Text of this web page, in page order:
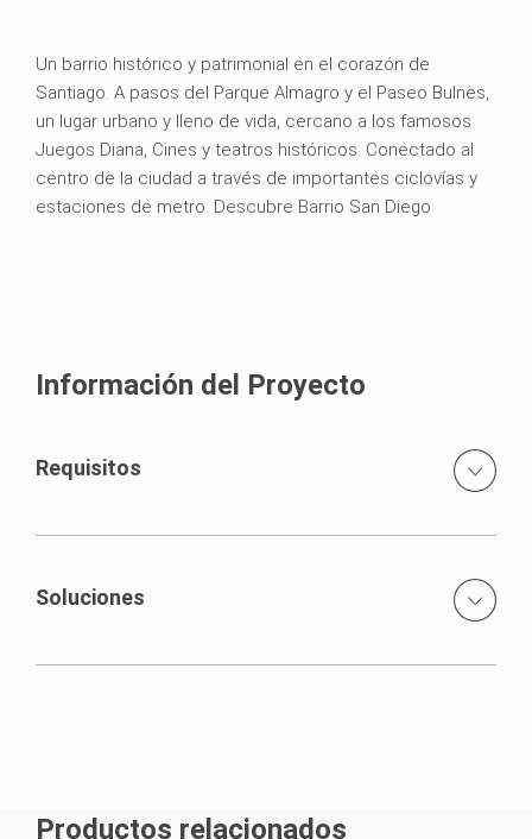
Un barrio histórico y patrimonial en el corazón de
Santiago. A pasos del Parque Almagro y el Paseo Bulnes,
un lugar urbano y lleno de vida, cercano a los famosos
Juegos Diana, Cines y teatros históricos. Conectado al
centro de la ciudad a través de importantes ciclovías y
estaciones de metro. Descubre Barrio San Diego
Información del Proyecto
Requisitos
Soluciones
Productos relacionados